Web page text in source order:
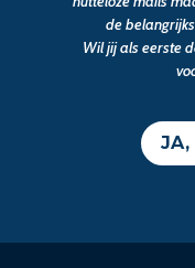
de
Wil jij als eerste
JA,